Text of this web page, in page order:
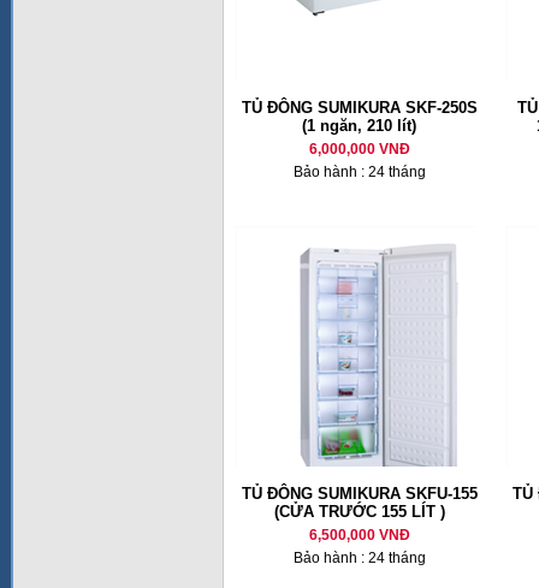
TỦ ĐÔNG SUMIKURA SKF-250S
(1 ngăn, 210 lít)
6,000,000 VNĐ
Bảo hành : 24 tháng
TỦ ĐÔNG SUMIKURA SKFU-155
(CỬA TRƯỚC 155 LÍT )
6,500,000 VNĐ
Bảo hành : 24 tháng
TỦ